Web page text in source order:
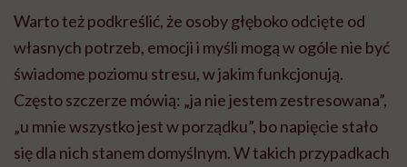
Warto też podkreślić, że osoby głęboko odcięte od
własnych potrzeb, emocji i myśli mogą w ogóle nie być
świadome poziomu stresu, w jakim funkcjonują.
Często szczerze mówią: „ja nie jestem zestresowana”,
„u mnie wszystko jest w porządku”, bo napięcie stało
się dla nich stanem domyślnym. W takich przypadkach